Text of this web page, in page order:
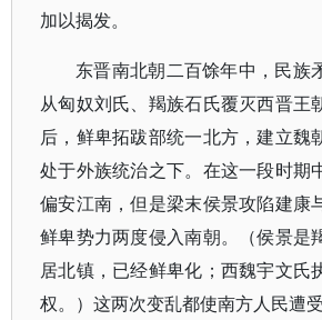
加以揭发。
东晋南北朝二百馀年中，民族
从匈奴刘氏、羯族石氏覆灭西晋王
后，鲜卑拓跋部统一北方，建立魏
处于外族统治之下。在这一段时期
偏安江南，但是梁末侯景攻陷建康
鲜卑势力两度侵入南朝。（侯景是
居北镇，已经鲜卑化；西魏宇文氏
权。）这两次变乱都使南方人民遭